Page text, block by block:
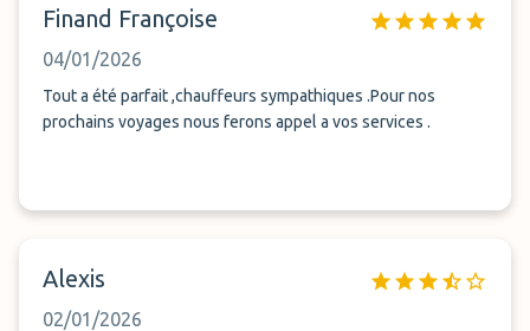
Finand Françoise
04/01/2026
Tout a été parfait ,chauffeurs sympathiques .Pour nos
prochains voyages nous ferons appel a vos services .
Alexis
02/01/2026